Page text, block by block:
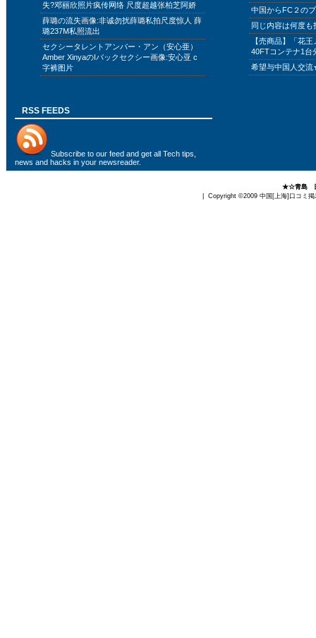
失?邓丽欣照片疯传网络 尺度超越张柏芝阿娇
薛璐の流失画像:非诚勿扰薛璐私拍尺度惊人 薛
璐237M私照流出
セクシータレントアンバー・アン（安心亜）
Amber XinyaのIバックセクシー画像:安心亚 c
字裤图片
中国からFC２の
同じ内容は何度
【売商品】「花
40FTコンテナ1台
希望与中国人交
RSS FEEDS
Subscribe to our feed and get all Tech tips,
news and hacks in your newsreader.
★☆青島 日
| Copyright ©2009 中国[上海]口コミ掲